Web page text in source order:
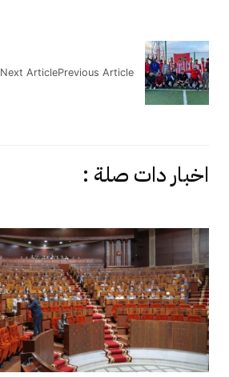
Previous Article
Next Article
اخبار دات صلة :